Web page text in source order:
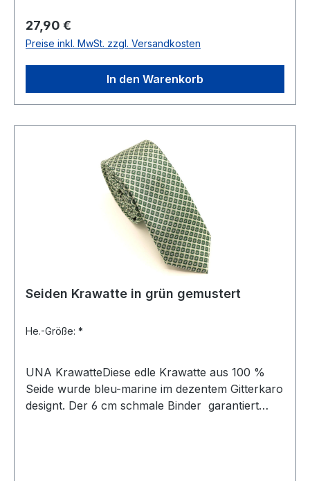
Regulärer Preis:
27,90 €
Preise inkl. MwSt. zzgl. Versandkosten
In den Warenkorb
Seiden Krawatte in grün gemustert
He.-Größe: *
UNA KrawatteDiese edle Krawatte aus 100 %
Seide wurde bleu-marine im dezentem Gitterkaro
designt. Der 6 cm schmale Binder garantiert